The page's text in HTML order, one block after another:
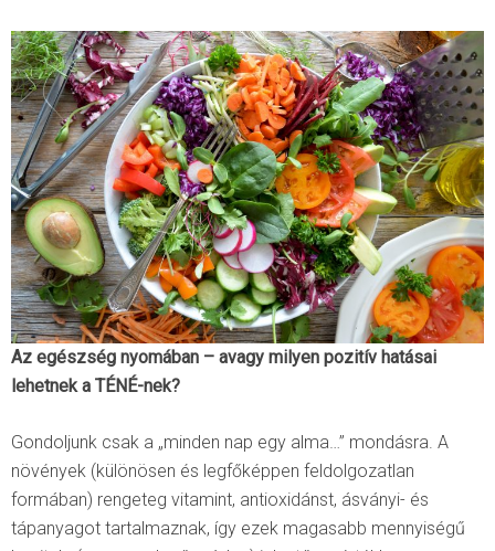
Az egészség nyomában – avagy milyen pozitív hatásai
lehetnek a TÉNÉ-nek?
Gondoljunk csak a „minden nap egy alma…” mondásra. A
növények (különösen és legfőképpen feldolgozatlan
formában) rengeteg vitamint, antioxidánst, ásványi- és
tápanyagot tartalmaznak, így ezek magasabb mennyiségű